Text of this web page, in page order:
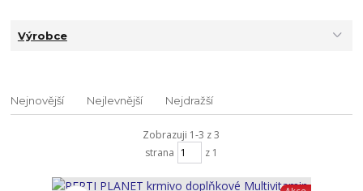
Výrobce
Nejnovější Nejlevnější Nejdražší
Zobrazuji 1-3 z 3
strana
z 1